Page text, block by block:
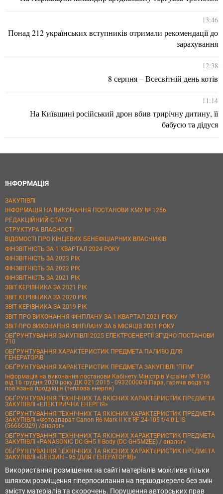
13:46
Понад 212 українських вступників отримали рекомендації до
зарахування
12:38
8 серпня – Всесвітній день котів
11:14
На Київщині російський дрон вбив трирічну дитину, її
бабусю та дідуся
ІНФОРМАЦІЯ
ЗАКУПІВЛІ
ІНФОРМАЦІЯ НА ВИКОНАННЯ ПОСТАНОВИ КМУ № 1266
РЕДАКЦІЙНИЙ СТАТУТ
СТРУКТУРА ВЛАСНОСТІ
ВІДОМОСТІ ПРО КІНЦЕВИХ БЕНЕФІЦІАРНИХ ВЛАСНИКІВ
ФІНЗВІТНІСТЬ ЗА 1 КВАРТАЛ 2024 РОКУ
ФІНЗВІТНІСТЬ ЗА 2023 РІК
ФІНЗВІТНІСТЬ ЗА 2022 РІК
ФІНЗВІТНІСТЬ ЗА 2021 РІК
ЗВІТ КЕРІВНИКА ЗА 2021 РІК
ЗВІТ КЕРІВНИКА ЗА 2020 РІК
ЗВІТ КЕРІВНИКА ЗА 2019 РІК
ЗВІТ ПРО ВИКОНАННЯ ФІНПЛАНУ ЗА 1 КВАРТАЛ 2021 РОКУ
ЗВІТ ПРО ВИКОНАННЯ ФІНПЛАНУ ЗА 6 МІСЯЦІВ 2021 РОКУ
ОБҐРУНТУВАННЯ ЗАКУПІВЛІ 2025 ЕЛЕКТРОЕНЕРГІЇ ЗГІДНО ПОСТАНОВИ
710
ОБҐРУНТУВАННЯ ХАРАКТЕРИСТИК ПРЕДМЕТА ПАЛИВО ДЛЯ
ГЕНЕРАТОРІВ
ОБҐРУНТУВАННЯ ХАРАКТЕРИСТИК ПРЕДМЕТА ЗАКУПІВЛІ "ППМ"
Інформація на виконання постанови Кабінету Міністрів України № 1266
від 16 грудня 2020 року ДК 021:2015 - 09320000-8 Пара, гаряча вода та
пов’язана продукція (теплова енергія)
ОБҐРУНТУВАННЯ ТЕХНІЧНИХ ТА ЯКІСНИХ ХАРАКТЕРИСТИК ПРЕДМЕТА
ЗАКУПІВЛІ «ЕЛЕКТРИЧНА ЕНЕРГІЯ»
ОБҐРУНТУВАННЯ ТЕХНІЧНИХ ТА ЯКІСНИХ ХАРАКТЕРИСТИК ПРЕДМЕТА
ЗАКУПІВЛІ «Фотоапарат Canon R6 Mark II Kit RF 24-105 f/4.0 L IS
(5666C029) /аналог»
ОБҐРУНТУВАННЯ ТЕХНІЧНИХ ТА ЯКІСНИХ ХАРАКТЕРИСТИК ПРЕДМЕТА
ЗАКУПІВЛІ «PANASONIC DC-GH5 II Body (DC-GH5M2EE) / аналог»
ОБҐРУНТУВАННЯ ТЕХНІЧНИХ ТА ЯКІСНИХ ХАРАКТЕРИСТИК ПРЕДМЕТА
ЗАКУПІВЛІ «БЕНЗИН - 95 (ДЛЯ ГЕНЕРАТОРІВ)»
Використання розміщених на сайті матеріалів можливе тільки
шляхом розміщення гіперпосилання на першоджерело без змін
змісту матеріалів та скорочень. Порушення авторських прав